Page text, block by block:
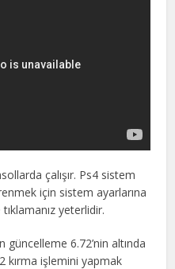
çalışır. Ps4 sistem
için sistem ayarlarına
yeterlidir.
6.72’nin altında
kırma işlemini yapmak